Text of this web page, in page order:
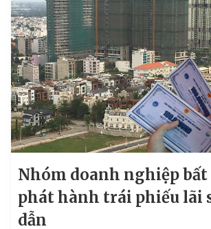
Nhóm doanh nghiệp bất
phát hành trái phiếu lãi
dẫn